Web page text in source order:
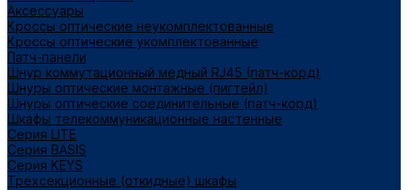
Аксессуары
Кроссы оптические неукомплектованные
Кроссы оптические укомплектованные
Патч-панели
Шнур коммутационный медный RJ45 (патч-корд)
Шнуры оптические монтажные (пигтейл)
Шнуры оптические соединительные (патч-корд)
Шкафы телекоммуникационные настенные
Cерия LITE
Cерия BASIS
Cерия KEYS
Трехсекционные (откидные) шкафы